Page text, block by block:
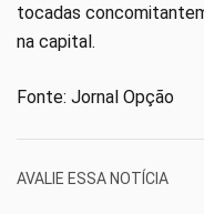
tocadas
na capital.
Fonte: Jornal Opção
AVALIE ESSA NOTÍCIA